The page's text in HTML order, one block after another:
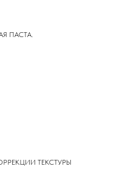
ПАСТА.
ТЕКСТУРЫ